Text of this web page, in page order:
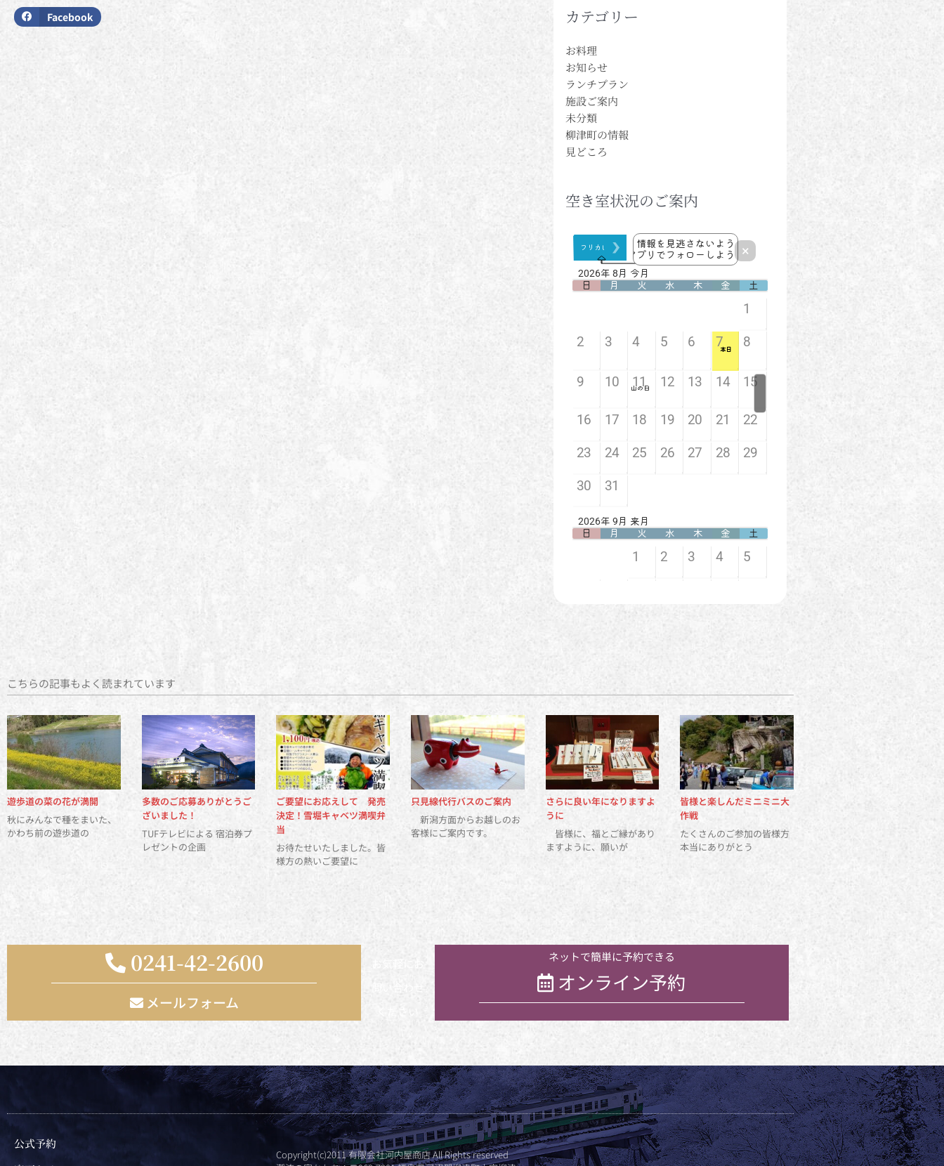
Facebook
象:
カテゴリー
お料理
お知らせ
ランチプラン
施設ご案内
未分類
柳津町の情報
見どころ
空き室状況のご案内
こちらの記事もよく読まれています
遊歩道の菜の花が満開
秋にみんなで種をまいた、
かわち前の遊歩道の
多数のご応募ありがとうご
ざいました！
TUFテレビによる 宿泊券プ
レゼントの企画
ご要望にお応えして 発売
決定！雪堀キャベツ満喫弁
当
お待たせいたしました。皆
様方の熱いご要望に
只見線代行バスのご案内
新潟方面からお越しのお
客様にご案内です。
さらに良い年になりますよ
うに
皆様に、福とご縁があり
ますように、願いが
皆様と楽しんだミニミニ大
作戦
たくさんのご参加の皆様方
本当にありがとう
0241-42-2600
メールフォーム
お気軽にお
問い合わせ
ネットで簡単に予約できる
オンライン予約
公式予約
Copyright(c)2011 有限会社河内屋商店 All Rights reserved